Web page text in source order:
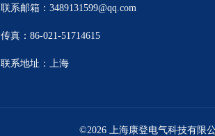
联系邮箱：3489131599@qq.com
传真：86-021-51714615
联系地址：上海
©2026 上海康登电气科技有限